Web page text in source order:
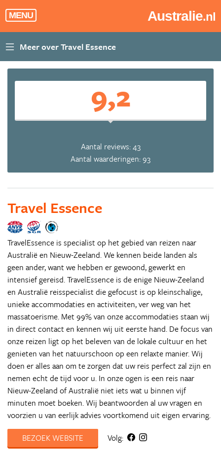
MENU Australie.nl
9,2
Aantal reviews: 43
Aantal waarderingen: 93
Travel Essence
TravelEssence is specialist op het gebied van reizen naar
Australië en Nieuw-Zeeland. We kennen beide landen als
geen ander, want we hebben er gewoond, gewerkt en
intensief gereisd. TravelEssence is de enige Nieuw-Zeeland
en Australië reisspecialist die gefocust is op kleinschalige,
unieke accommodaties en activiteiten, ver weg van het
massatoerisme. Met 99% van onze accommodaties staan wij
in direct contact en kennen wij uit eerste hand. De focus van
onze reizen ligt op het beleven van de lokale cultuur en het
genieten van het natuurschoon op een relaxte manier. Wij
doen er alles aan om te zorgen dat uw reis perfect zal zijn en
nemen echt de tijd voor u. In onze ogen is een reis naar
Nieuw-Zeeland of Australië niet iets wat u binnen vijf
minuten moet boeken. Wij beantwoorden al uw vragen en
voorzien u van eerlijk advies voortkomend uit eigen ervaring.
BEZOEK WEBSITE
Volg: